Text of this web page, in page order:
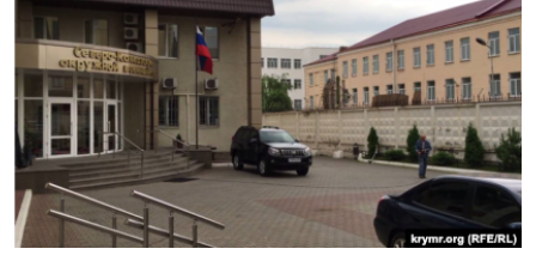
ВСЕ ЗА ДЕНЬ
СПЕЦПРОЕКТИ
ДЕПОРТАЦІЯ
ВІДЕОУРОКИ «ELIFBE»
СВІДЧЕННЯ ОКУПАЦІЇ
УКРАЇНСЬКА ПРОБЛЕМА КРИМУ
ЯК ОБІЙТИ БЛОКУВАННЯ
Русский
Qırımtatar